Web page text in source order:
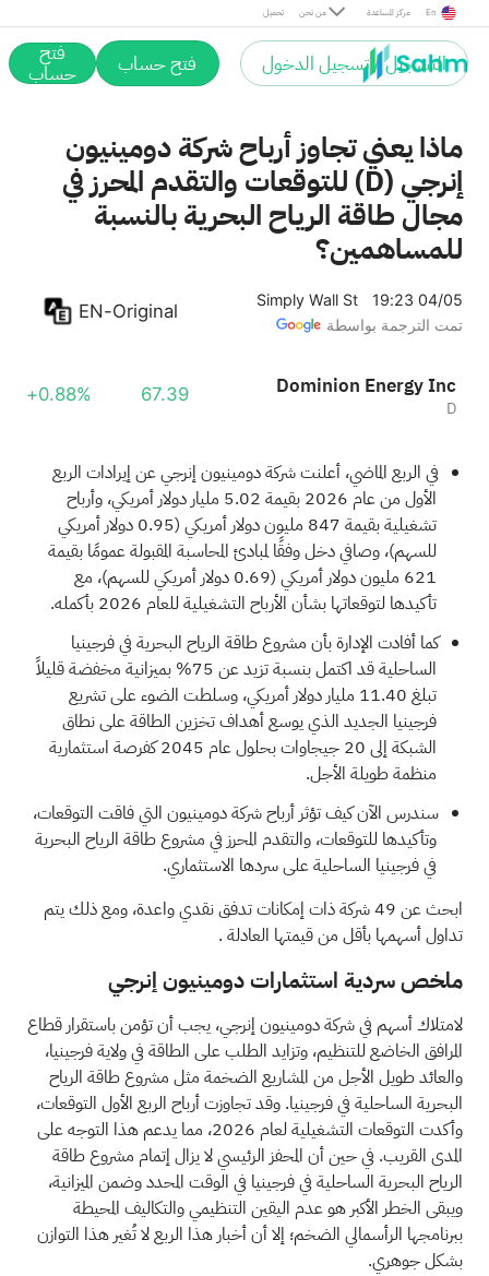
تحميل من نحن مركز المساعدة En
التسجيل / تسجيل الدخول فتح حساب فتح
حساب
ماذا يعني تجاوز أرباح شركة دومينيون
إنرجي (D) للتوقعات والتقدم المحرز في
مجال طاقة الرياح البحرية بالنسبة
للمساهمين؟
Simply Wall St
19:23 04/05
تمت الترجمة بواسطة
EN-Original
Dominion Energy Inc
D
67.39
+0.88%
في الربع الماضي، أعلنت شركة دومينيون إنرجي عن إيرادات الربع
الأول من عام 2026 بقيمة 5.02 مليار دولار أمريكي، وأرباح
تشغيلية بقيمة 847 مليون دولار أمريكي (0.95 دولار أمريكي
للسهم)، وصافي دخل وفقًا لمبادئ المحاسبة المقبولة عمومًا بقيمة
621 مليون دولار أمريكي (0.69 دولار أمريكي للسهم)، مع
تأكيدها لتوقعاتها بشأن الأرباح التشغيلية للعام 2026 بأكمله.
كما أفادت الإدارة بأن مشروع طاقة الرياح البحرية في فرجينيا
الساحلية قد اكتمل بنسبة تزيد عن 75% بميزانية مخفضة قليلاً
تبلغ 11.40 مليار دولار أمريكي، وسلطت الضوء على تشريع
فرجينيا الجديد الذي يوسع أهداف تخزين الطاقة على نطاق
الشبكة إلى 20 جيجاوات بحلول عام 2045 كفرصة استثمارية
منظمة طويلة الأجل.
سندرس الآن كيف تؤثر أرباح شركة دومينيون التي فاقت التوقعات،
وتأكيدها للتوقعات، والتقدم المحرز في مشروع طاقة الرياح البحرية
في فرجينيا الساحلية على سردها الاستثماري.
ابحث عن
49 شركة ذات إمكانات تدفق نقدي واعدة، ومع ذلك يتم
تداول أسهمها بأقل من قيمتها العادلة.
ملخص سردية استثمارات دومينيون إنرجي
لامتلاك أسهم في شركة دومينيون إنرجي، يجب أن تؤمن باستقرار قطاع
المرافق الخاضع للتنظيم، وتزايد الطلب على الطاقة في ولاية فرجينيا،
والعائد طويل الأجل من المشاريع الضخمة مثل مشروع طاقة الرياح
البحرية الساحلية في فرجينيا. وقد تجاوزت أرباح الربع الأول التوقعات،
وأكدت التوقعات التشغيلية لعام 2026، مما يدعم هذا التوجه على
المدى القريب. في حين أن المحفز الرئيسي لا يزال إتمام مشروع طاقة
الرياح البحرية الساحلية في فرجينيا في الوقت المحدد وضمن الميزانية،
ويبقى الخطر الأكبر هو عدم اليقين التنظيمي والتكاليف المحيطة
ببرنامجها الرأسمالي الضخم؛ إلا أن أخبار هذا الربع لا تُغير هذا التوازن
بشكل جوهري.